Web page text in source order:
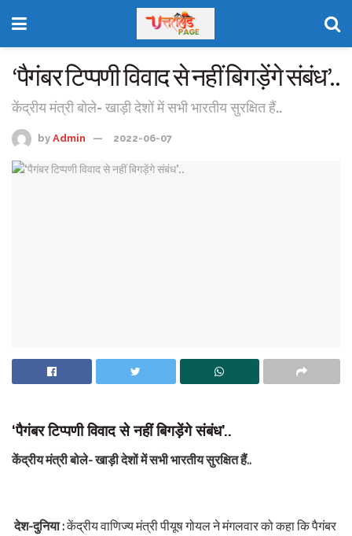
‘पैगंबर टिप्पणी विवाद से नहीं बिगड़ेंगे संबंध’..
केंद्रीय मंत्री बोले- खाड़ी देशों में सभी भारतीय सुरक्षित हैं..
by Admin 2022-06-07
‘पैगंबर टिप्पणी विवाद से नहीं बिगड़ेंगे संबंध’..
केंद्रीय मंत्री बोले- खाड़ी देशों में सभी भारतीय सुरक्षित हैं..
देश-दुनिया :केंद्रीय वाणिज्य मंत्री पीयूष गोयल ने मंगलवार को कहा कि पैगंबर